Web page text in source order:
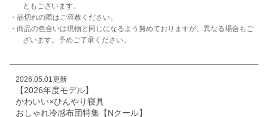
ともございます。
・品切れの際はご容赦ください。
・商品の色合いは現物と同じになるよう努めておりますが、異なる場合もご
ざいます。予めご了承ください。
2026.05.01更新
【2026年度モデル】
かわいい×ひんやり寝具
おしゃれ冷感布団特集【Nクール】